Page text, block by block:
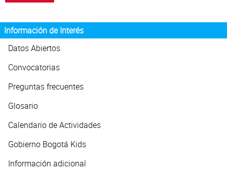
Información de Interés
Datos Abiertos
Convocatorias
Preguntas frecuentes
Glosario
Calendario de Actividades
Gobierno Bogotá Kids
Información adicional